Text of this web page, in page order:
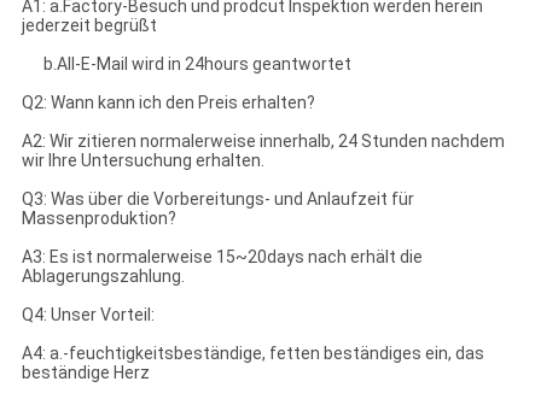
A1: a.Factory-Besuch und prodcut Inspektion werden herein
jederzeit begrüßt
b.All-E-Mail wird in 24hours geantwortet
Q2: Wann kann ich den Preis erhalten?
A2: Wir zitieren normalerweise innerhalb, 24 Stunden nachdem
wir Ihre Untersuchung erhalten.
Q3: Was über die Vorbereitungs- und Anlaufzeit für
Massenproduktion?
A3: Es ist normalerweise 15~20days nach erhält die
Ablagerungszahlung.
Q4: Unser Vorteil:
A4: a.-feuchtigkeitsbeständige, fetten beständiges ein, das
beständige Herz